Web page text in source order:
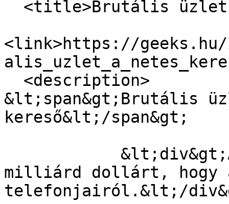
<link>https://
&lt;span&gt;Brutális
kereső&lt;/span&gt;
milliárd dollárt, hogy
telefonjairól.&lt;/